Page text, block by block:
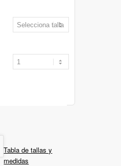
Tabla de tallas y
medidas